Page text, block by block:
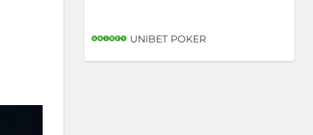
UNIBET POKER